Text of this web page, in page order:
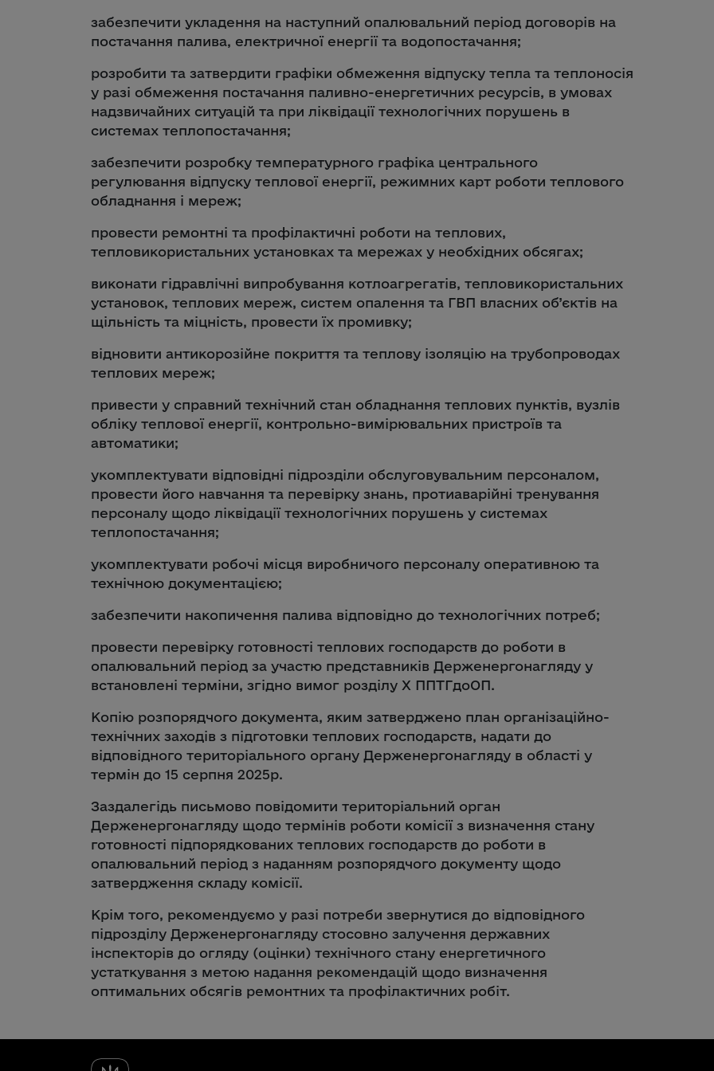
забезпечити укладення на наступний опалювальний період договорів на
постачання палива, електричної енергії та водопостачання;
розробити та затвердити графіки обмеження відпуску тепла та теплоносія
у разі обмеження постачання паливно-енергетичних ресурсів, в умовах
надзвичайних ситуацій та при ліквідації технологічних порушень в
системах теплопостачання;
забезпечити розробку температурного графіка центрального
регулювання відпуску теплової енергії, режимних карт роботи теплового
обладнання і мереж;
провести ремонтні та профілактичні роботи на теплових,
тепловикористальних установках та мережах у необхідних обсягах;
виконати гідравлічні випробування котлоагрегатів, тепловикористальних
установок, теплових мереж, систем опалення та ГВП власних об’єктів на
щільність та міцність, провести їх промивку;
відновити антикорозійне покриття та теплову ізоляцію на трубопроводах
теплових мереж;
привести у справний технічний стан обладнання теплових пунктів, вузлів
обліку теплової енергії, контрольно-вимірювальних пристроїв та
автоматики;
укомплектувати відповідні підрозділи обслуговувальним персоналом,
провести його навчання та перевірку знань, протиаварійні тренування
персоналу щодо ліквідації технологічних порушень у системах
теплопостачання;
укомплектувати робочі місця виробничого персоналу оперативною та
технічною документацією;
забезпечити накопичення палива відповідно до технологічних потреб;
провести перевірку готовності теплових господарств до роботи в
опалювальний період за участю представників Держенергонагляду у
встановлені терміни, згідно вимог розділу Х ППТГдоОП.
Копію розпорядчого документa, яким затверджено план організаційно-
технічних заходів з підготовки теплових господарств, надати до
відповідного територіального органу Держенергонагляду в області у
термін до 15 серпня 2025р.
Заздалегідь письмово повідомити територіальний орган
Держенергонагляду щодо термінів роботи комісії з визначення стану
готовності підпорядкованих теплових господарств до роботи в
опалювальний період з наданням розпорядчого документу щодо
затвердження складу комісії.
Крім того, рекомендуємо у разі потреби звернутися до відповідного
підрозділу Держенергонагляду стосовно залучення державних
інспекторів до огляду (оцінки) технічного стану енергетичного
устаткування з метою надання рекомендацій щодо визначення
оптимальних обсягів ремонтних та профілактичних робіт.